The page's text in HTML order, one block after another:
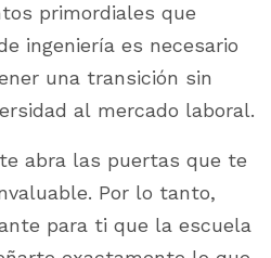
primordiales que
ingeniería es necesario
una transición sin
al mercado laboral.
abra las puertas que te
Por lo tanto,
para ti que la escuela